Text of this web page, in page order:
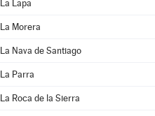
La Lapa
La Morera
La Nava de Santiago
La Parra
La Roca de la Sierra